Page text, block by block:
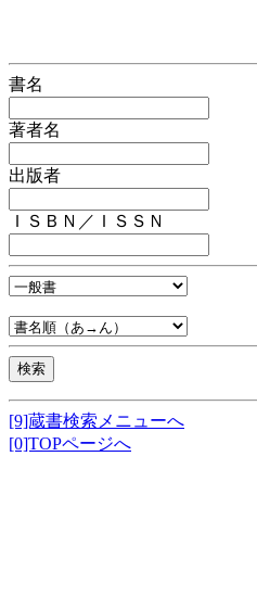
書名
著者名
出版者
ＩＳＢＮ／ＩＳＳＮ
[9]蔵書検索メニューへ
[0]TOPページへ